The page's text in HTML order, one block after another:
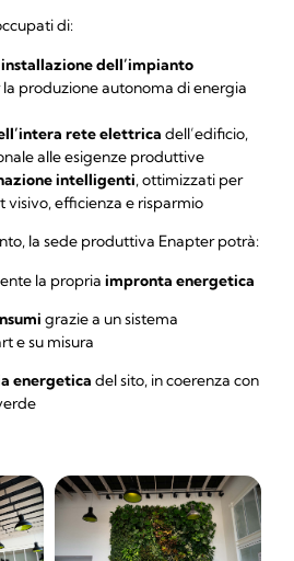
di:
dell’impianto
la produzione autonoma di energia
rete elettrica dell’edificio,
alle esigenze produttive
intelligenti, ottimizzati per
efficienza e risparmio
la sede produttiva Enapter potrà:
la propria impronta energetica
grazie a un sistema
e su misura
energetica del sito, in coerenza con